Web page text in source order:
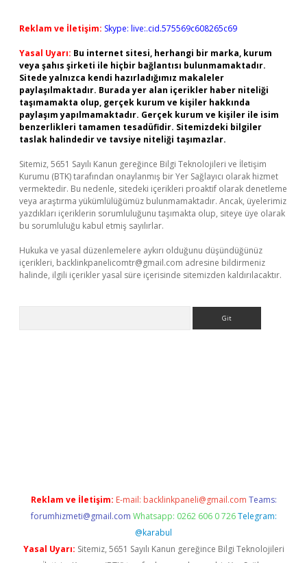
Reklam ve İletişim: Skype: live:.cid.575569c608265c69
Yasal Uyarı: Bu internet sitesi, herhangi bir marka, kurum
veya şahıs şirketi ile hiçbir bağlantısı bulunmamaktadır.
Sitede yalnızca kendi hazırladığımız makaleler
paylaşılmaktadır. Burada yer alan içerikler haber niteliği
taşımamakta olup, gerçek kurum ve kişiler hakkında
paylaşım yapılmamaktadır. Gerçek kurum ve kişiler ile isim
benzerlikleri tamamen tesadüfidir. Sitemizdeki bilgiler
taslak halindedir ve tavsiye niteliği taşımazlar.
Sitemiz, 5651 Sayılı Kanun gereğince Bilgi Teknolojileri ve İletişim
Kurumu (BTK) tarafından onaylanmış bir Yer Sağlayıcı olarak hizmet
vermektedir. Bu nedenle, sitedeki içerikleri proaktif olarak denetleme
veya araştırma yükümlülüğümüz bulunmamaktadır. Ancak, üyelerimiz
yazdıkları içeriklerin sorumluluğunu taşımakta olup, siteye üye olarak
bu sorumluluğu kabul etmiş sayılırlar.
Hukuka ve yasal düzenlemelere aykırı olduğunu düşündüğünüz
içerikleri, backlinkpanelicomtr@gmail.com adresine bildirmeniz
halinde, ilgili içerikler yasal süre içerisinde sitemizden kaldırılacaktır.
Reklam ve İletişim: E-mail: backlinkpaneli@gmail.com Teams:
forumhizmeti@gmail.com Whatsapp: 0262 606 0 726 Telegram:
@karabul
Yasal Uyarı: Sitemiz, 5651 Sayılı Kanun gereğince Bilgi Teknolojileri